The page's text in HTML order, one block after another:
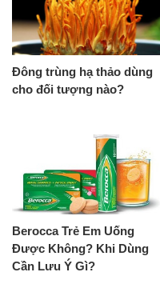
Đông trùng hạ thảo dùng
cho đối tượng nào?
Berocca Trẻ Em Uống
Được Không? Khi Dùng
Cần Lưu Ý Gì?